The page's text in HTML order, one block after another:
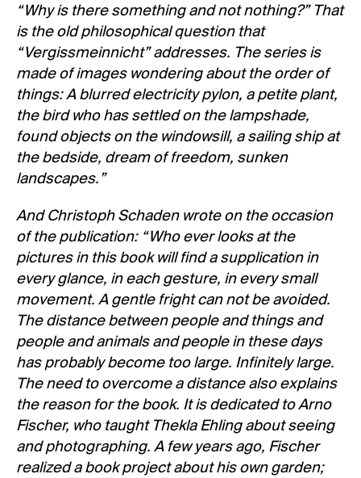
“Why is there something and not nothing?” That
is the old philosophical question that
“Vergissmeinnicht” addresses. The series is
made of images wondering about the order of
things: A blurred electricity pylon, a petite plant,
the bird who has settled on the lampshade,
found objects on the windowsill, a sailing ship at
the bedside, dream of freedom, sunken
landscapes.”
And Christoph Schaden wrote on the occasion
of the publication: “Who ever looks at the
pictures in this book will find a supplication in
every glance, in each gesture, in every small
movement. A gentle fright can not be avoided.
The distance between people and things and
people and animals and people in these days
has probably become too large. Infinitely large.
The need to overcome a distance also explains
the reason for the book. It is dedicated to Arno
Fischer, who taught Thekla Ehling about seeing
and photographing. A few years ago, Fischer
realized a book project about his own garden;